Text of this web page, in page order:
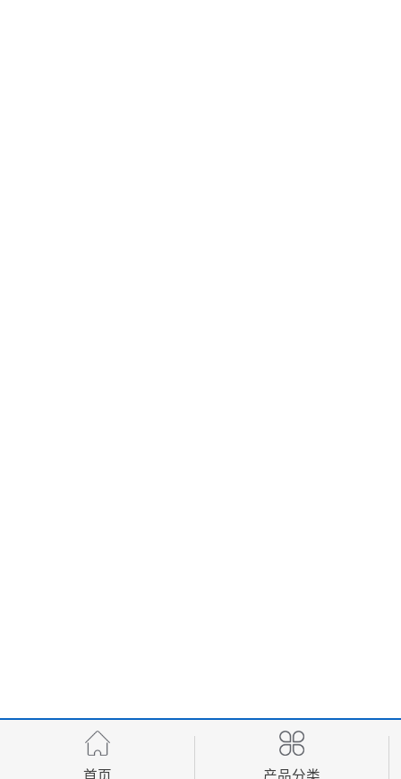
首页 产品分类